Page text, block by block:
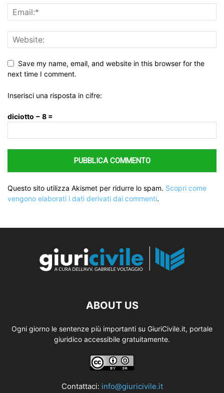
Save my name, email, and website in this browser for the
next time I comment.
Inserisci una risposta in cifre:
diciotto − 8 =
Questo sito utilizza Akismet per ridurre lo spam. Scopri come
vengono elaborati i dati derivati dai commenti.
ABOUT US
Ogni giorno le sentenze più importanti su GiuriCivile.it, portale
giuridico accessibile gratuitamente.
Contattaci: info@giuricivile.it